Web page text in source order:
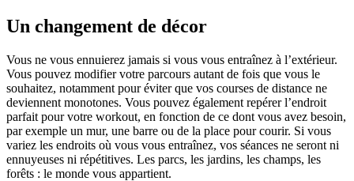
Un changement de décor
Vous ne vous ennuierez jamais si vous vous entraînez à l’extérieur.
Vous pouvez modifier votre parcours autant de fois que vous le
souhaitez, notamment pour éviter que vos courses de distance ne
deviennent monotones. Vous pouvez également repérer l’endroit
parfait pour votre workout, en fonction de ce dont vous avez besoin,
par exemple un mur, une barre ou de la place pour courir. Si vous
variez les endroits où vous vous entraînez, vos séances ne seront ni
ennuyeuses ni répétitives. Les parcs, les jardins, les champs, les
forêts : le monde vous appartient.